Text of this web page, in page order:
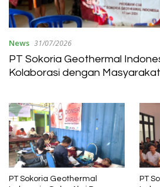
News 31/07/2026
PT Sokoria Geothermal
Kolaborasi dengan
PT Sokoria Geothermal
PT